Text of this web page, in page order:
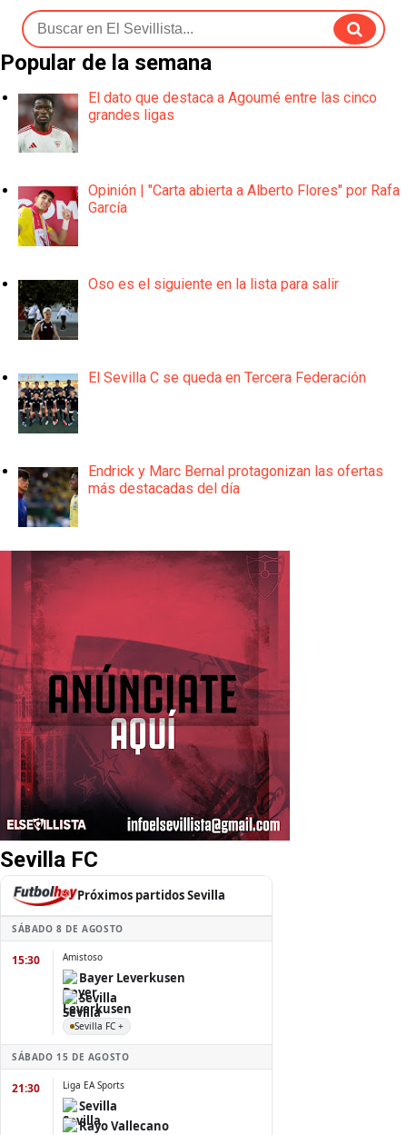
Popular de la semana
El dato que destaca a Agoumé entre las cinco
grandes ligas
Opinión | "Carta abierta a Alberto Flores" por Rafa
García
Oso es el siguiente en la lista para salir
El Sevilla C se queda en Tercera Federación
Endrick y Marc Bernal protagonizan las ofertas
más destacadas del día
Sevilla FC